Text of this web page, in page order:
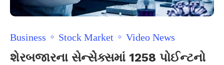
Business Stock Market Video News
શેરબજારના સેન્સેેક્સમાં 1258 પોઈન્ટનો